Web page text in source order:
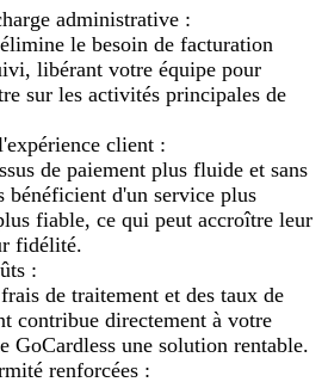
administrative :
le besoin de facturation
libérant votre équipe pour
sur les activités principales de
client :
de paiement plus fluide et sans
bénéficient d'un service plus
fiable, ce qui peut accroître leur
fidélité.
:
de traitement et des taux de
contribue directement à votre
GoCardless une solution rentable.
renforcées :